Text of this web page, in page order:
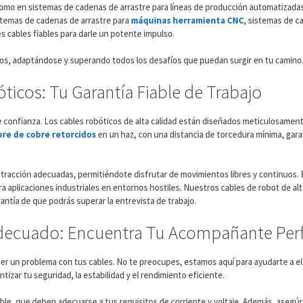
en sistemas de cadenas de arrastre para líneas de producción
de cadenas de arrastre para máquinas herramienta CNC, sistemas de
cables fiables para darle un potente impulso.
adaptándose y superando todos los desafíos que puedan surgir en tu camino.
Tu Garantía Fiable de Trabajo
Los cables robóticos de alta calidad están diseñados
de cobre retorcidosen un haz, con una distancia de torcedura mínima,
adecuadas, permitiéndote disfrutar de movimientos libres y continuos.
industriales en entornos hostiles. Nuestros cables de robot de
de que podrás superar la entrevista de trabajo.
Encuentra Tu Acompañante
un problema con tus cables. No te preocupes, estamos aquí para ayudarte a
tu seguridad, la estabilidad y el rendimiento eficiente.